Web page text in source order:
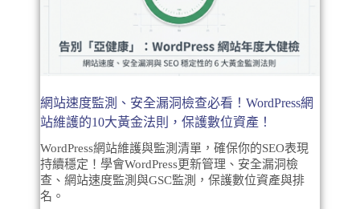
網站速度監測、安全漏洞檢查必看！WordPress網
站維護的10大黃金法則，保護數位資產！
WordPress網站維護與監測清單，確保你的SEO表現
持續穩定！學會WordPress更新管理、安全漏洞檢
查、網站速度監測與GSC監測，保護數位資產與排
名。